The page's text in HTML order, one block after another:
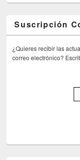
Suscripción
¿Quieres recibir las
correo electrónico?